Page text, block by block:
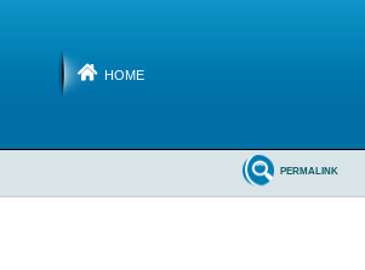
HOME
PERMALINK